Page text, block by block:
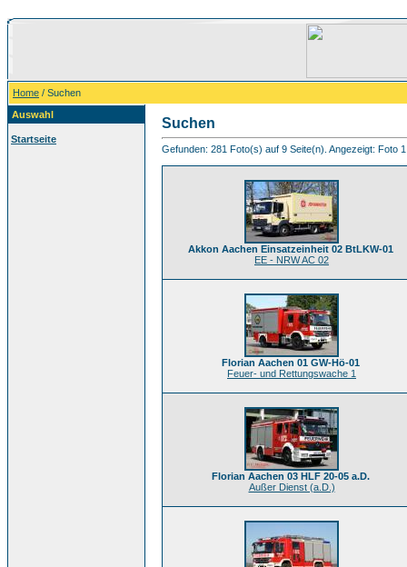
Home / Suchen
Auswahl
Startseite
Suchen
Gefunden: 281 Foto(s) auf 9 Seite(n). Angezeigt: Foto
Akkon Aachen Einsatzeinheit 02 BtLKW-01
EE - NRW AC 02
Florian Aachen 01 GW-Hö-01
Feuer- und Rettungswache 1
Florian Aachen 03 HLF 20-05 a.D.
Außer Dienst (a.D.)